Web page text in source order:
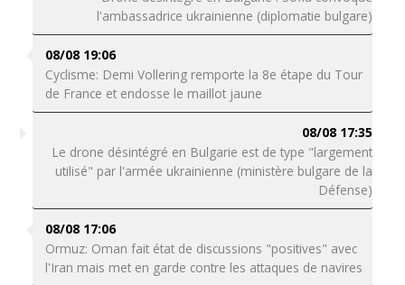
l'ambassadrice ukrainienne (diplomatie bulgare)
08/08 19:06
Cyclisme: Demi Vollering remporte la 8e étape du Tour
de France et endosse le maillot jaune
08/08 17:35
Le drone désintégré en Bulgarie est de type "largement
utilisé" par l'armée ukrainienne (ministère bulgare de la
Défense)
08/08 17:06
Ormuz: Oman fait état de discussions "positives" avec
l'Iran mais met en garde contre les attaques de navires